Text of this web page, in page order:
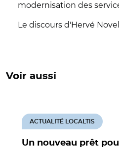
modernisation des
Le discours d'Hervé
Voir aussi
Un nouveau prêt
ACTUALITÉ LOCALTIS